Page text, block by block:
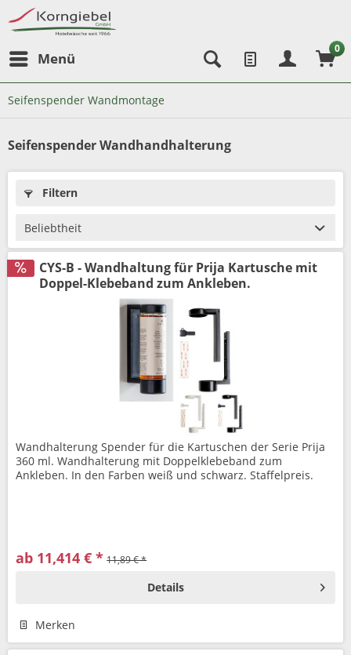
Menü
0
Seifenspender Wandmontage
Seifenspender Wandhandhalterung
Filtern
CYS-B - Wandhaltung für Prija Kartusche mit
Doppel-Klebeband zum Ankleben.
Wandhalterung Spender für die Kartuschen der Serie Prija
360 ml. Wandhalterung mit Doppelklebeband zum
Ankleben. In den Farben weiß und schwarz. Staffelpreis.
ab 11,414 € * 11,89 € *
Details
Merken